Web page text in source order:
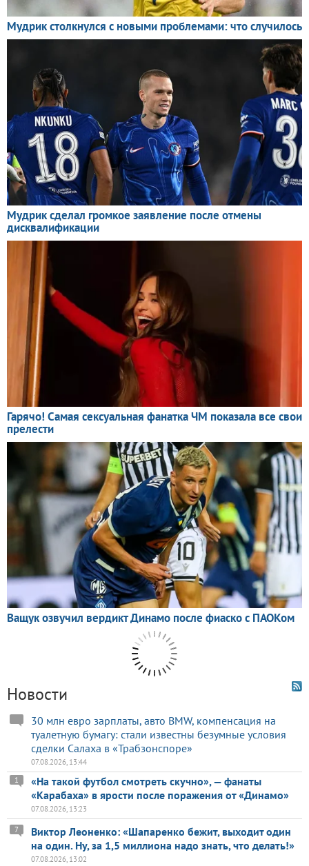
Новости
30 млн евро зарплаты, авто BMW, компенсация на
туалетную бумагу: стали известны безумные условия
сделки Салаха в «Трабзонспоре»
07.08.2026, 13:44
«На такой футбол смотреть скучно», — фанаты
«Карабаха» в ярости после поражения от «Динамо»
1
07.08.2026, 13:23
Виктор Леоненко: «Шапаренко бежит, выходит один
на один. Ну, за 1,5 миллиона надо знать, что делать!»
7
07.08.2026, 13:02